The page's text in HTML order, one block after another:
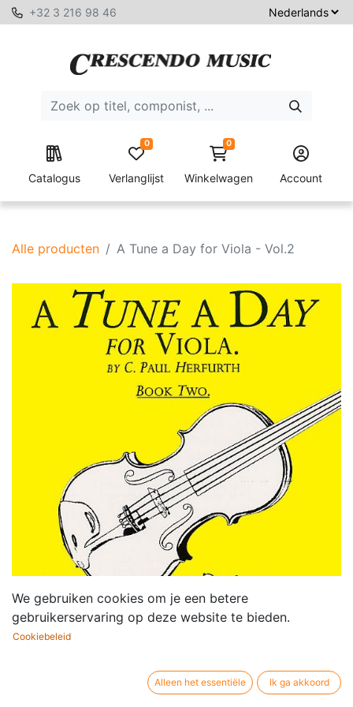
+32 3 216 98 46
Catalogus Verlanglijst
0 0
Winkelwagen Account
Alle producten A Tune a Day for Viola - Vol.2
We gebruiken cookies om je een betere
gebruikerservaring op deze website te bieden.
Cookiebeleid
Alleen het essentiële Ik ga akkoord